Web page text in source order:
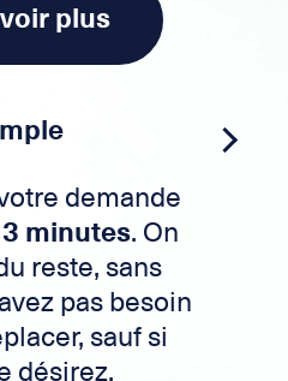
plus
demande
3 minutes. On
reste, sans
pas besoin
sauf si
désirez.